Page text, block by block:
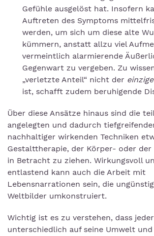
Gefühle ausgelöst hat. Insofern
Auftreten des Symptoms
werden, um sich um diese alte
kümmern, anstatt allzu viel
vermeintlich alarmierende
Gegenwart zu vergeben. Zu
„verletzte Anteil“ nicht der einzige
ist, schafft zudem beruhigende
Über diese Ansätze hinaus sind die
angelegten und dadurch
nachhaltiger wirkenden Techniken
Gestalttherapie, der Körper- oder
in Betracht zu ziehen. Wirkungsvoll
entlastend kann auch die Arbeit mit
Lebensnarrationen sein, die
Weltbilder umkonstruiert.
Wichtig ist es zu verstehen, dass
unterschiedlich auf seine Umwelt und